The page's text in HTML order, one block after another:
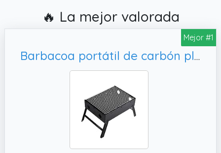
🔥 La mejor valorada
Mejor #1
Barbacoa portátil de carbón plegable para camping | jardín o terraza |Parrilla de acero inoxidable ligera, picnic y barbacoas pequeñas